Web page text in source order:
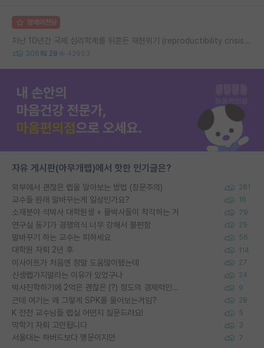
명예의전당
지난 10년간 국제 심리학계를 뒤흔든 재현위기 (reproductibility crisis) 요약 (1편)
306 28 42953
자유 게시판(아무개랩)에서 핫한 인기글은?
외부에서 괜찮은 랩을 알아보는 방법 (장문주의) 281
교수들 원래 말바꾸는게 일상인가요? 16
소재분야 석박사 대학원생 + 물박사들이 착각하는 거 79
연구실 동기가 경쟁의식 너무 강해서 불편함 25
말바꾸기 하는 교수는 피하세요 56
대학원 자퇴 2년 후 114
이사이트가 처음엔 정말 도움많이됐는데 27
신생랩가지말라는 이유가 있었구나 24
박사진학하기에 2억은 괜찮은 (?) 정도의 경제력인가요 9
근데 여기는 왜 그렇게 SPK를 물어보는거임? 28
K 전전 교수님들 랩실 어떤지 질문드려요! 5
막학기 자퇴 고민됩니다 3
서울대는 하버드보다 명문이지만 7